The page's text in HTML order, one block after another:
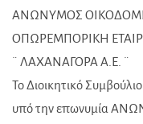
ΑΝΩΝΥΜΟΣ
ΟΠΩΡΕΜΠΟΡΙΚΗ
¨ ΛΑΧΑΝΑΓΟΡΑ Α.Ε. ¨
Το Διοικητικό
υπό την επωνυμία